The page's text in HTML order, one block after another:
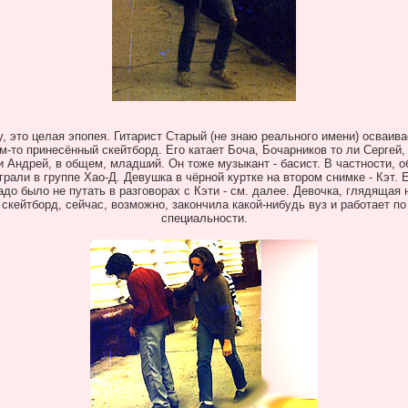
это целая эпопея. Гитарист Старый (не знаю реального имени)
то принесённый скейтборд. Его катает Боча, Бочарников то ли Сергей,
Андрей, в общем, младший. Он тоже музыкант - басист. В частности,
в группе Хао-Д. Девушка в чёрной куртке на втором снимке - Кэт.
было не путать в разговорах с Кэти - см. далее. Девочка, глядящая
скейтборд, сейчас, возможно, закончила какой-нибудь вуз и работает по
специальности.